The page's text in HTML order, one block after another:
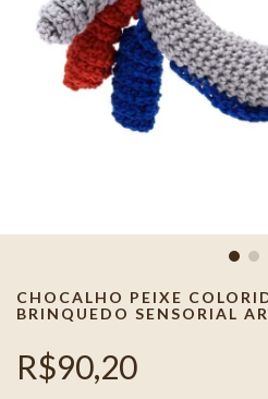
CHOCALHO PEIXE
BRINQUEDO SENSORIAL
R$90,20